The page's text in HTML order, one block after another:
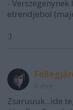
-
etrendjebol
:)
Zsaruuuk...ide